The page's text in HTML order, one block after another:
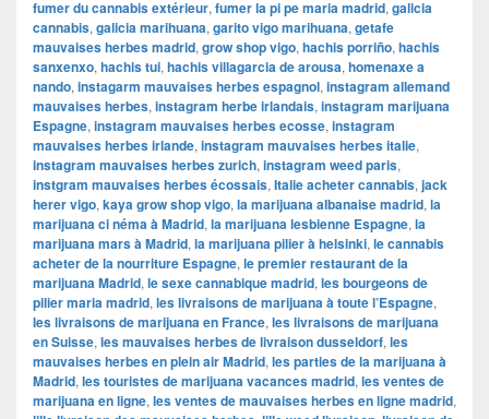
fumer du cannabis extérieur, fumer la pi pe maria madrid, galicia
cannabis, galicia marihuana, garito vigo marihuana, getafe
mauvaises herbes madrid, grow shop vigo, hachis porriño, hachis
sanxenxo, hachis tui, hachis villagarcia de arousa, homenaxe a
nando, instagarm mauvaises herbes espagnol, instagram allemand
mauvaises herbes, instagram herbe irlandais, instagram marijuana
Espagne, instagram mauvaises herbes ecosse, instagram
mauvaises herbes irlande, instagram mauvaises herbes italie,
instagram mauvaises herbes zurich, instagram weed paris,
instgram mauvaises herbes écossais, Italie acheter cannabis, jack
herer vigo, kaya grow shop vigo, la marijuana albanaise madrid, la
marijuana ci néma à Madrid, la marijuana lesbienne Espagne, la
marijuana mars à Madrid, la marijuana pilier à helsinki, le cannabis
acheter de la nourriture Espagne, le premier restaurant de la
marijuana Madrid, le sexe cannabique madrid, les bourgeons de
pilier maria madrid, les livraisons de marijuana à toute l’Espagne,
les livraisons de marijuana en France, les livraisons de marijuana
en Suisse, les mauvaises herbes de livraison dusseldorf, les
mauvaises herbes en plein air Madrid, les parties de la marijuana à
Madrid, les touristes de marijuana vacances madrid, les ventes de
marijuana en ligne, les ventes de mauvaises herbes en ligne madrid,